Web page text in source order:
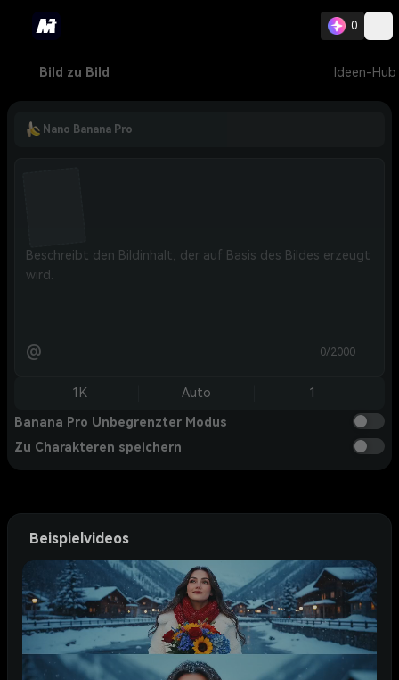
0
Bild zu Bild Ideen-Hub
Nano Banana Pro
@ 0/2000
1K Auto 1
Banana Pro Unbegrenzter Modus
Zu Charakteren speichern
Beispielvideos